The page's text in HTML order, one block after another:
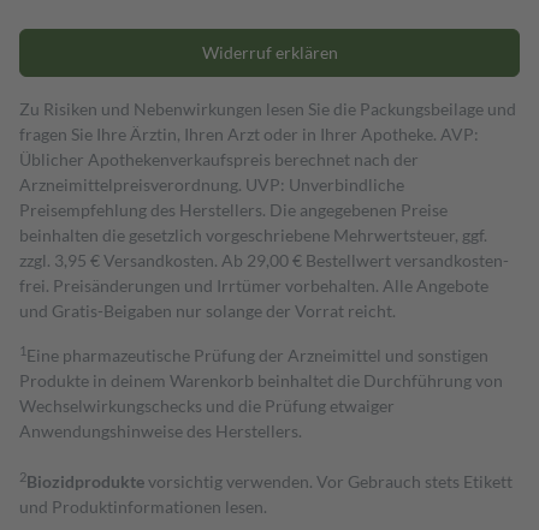
Widerruf erklären
Zu Risiken und Nebenwirkungen lesen Sie die Packungsbeilage und
fragen Sie Ihre Ärztin, Ihren Arzt oder in Ihrer Apotheke. AVP:
Üblicher Apothekenverkaufspreis berechnet nach der
Arzneimittelpreisverordnung. UVP: Unverbindliche
Preisempfehlung des Herstellers. Die angegebenen Preise
beinhalten die gesetzlich vorgeschriebene Mehrwertsteuer, ggf.
zzgl. 3,95 € Versandkosten. Ab 29,00 € Bestell­wert versand­kosten­
frei. Preisänderungen und Irrtümer vorbehalten. Alle Angebote
und Gratis-Beigaben nur solange der Vorrat reicht.
1 Eine pharmazeutische Prüfung der Arzneimittel und sonstigen
Produkte in deinem Warenkorb beinhaltet die Durchführung von
Wechselwirkungschecks und die Prüfung etwaiger
Anwendungshinweise des Herstellers.
2Biozidproduktevorsichtig verwenden. Vor Gebrauch stets Etikett
und Produktinformationen lesen.